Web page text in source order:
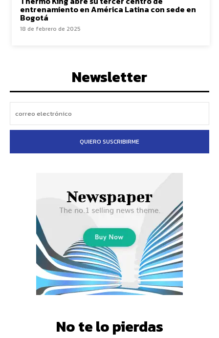
entrenamiento en América Latina con sede en
Bogotá
18 de febrero de 2025
Newsletter
QUIERO SUSCRIBIRME
No te lo pierdas